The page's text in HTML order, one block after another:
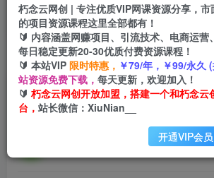
四导航 导航
首页 创业课程 会员专属 正文
（7069期）最新量子宇宙平台协
本，单号零撸50-100+多号多撸
朽念云网创 | 专注优质VIP网课资源分享，
的项目资源课程这里全部都有！
🔰 内容涵盖网赚项目、引流技术、电商运营
每日稳定更新20-30优质付费资源课程！
🔰 本站VIP 限时特惠， ￥79/年，￥99/永久
站资源免费下载， 每天更新，欢迎加入！
🔰 朽念云网创开放加盟，搭建一个和朽念云
台， 站长微信：XiuNian__
开通VIP会员